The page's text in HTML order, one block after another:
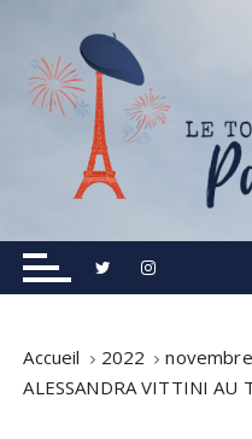
Le Tourisme
Informations
Accueil 2022 novembre
ALESSANDRA VITTINI AU